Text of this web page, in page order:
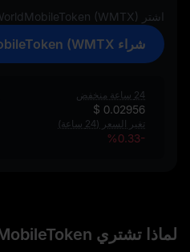
اشتر WorldMobileToken (WMTX) بأسعار تنافسية.
شراء WorldMobileToken (WMTX)
24 ساعة منخفض
$ 0.02956
تغير السعر (24 ساعة)
%0.33-
لماذا تشتري WorldMobileToken مع MEXC؟